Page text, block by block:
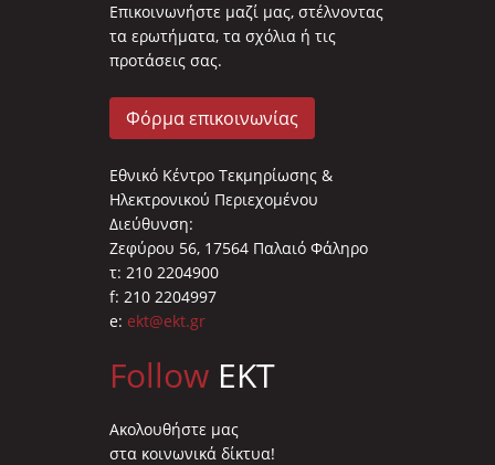
Επικοινωνήστε μαζί μας, στέλνοντας
τα ερωτήματα, τα σχόλια ή τις
προτάσεις σας.
Φόρμα επικοινωνίας
Εθνικό Κέντρο Τεκμηρίωσης &
Ηλεκτρονικού Περιεχομένου
Διεύθυνση:
Ζεφύρου 56, 17564 Παλαιό Φάληρο
τ: 210 2204900
f: 210 2204997
e: ekt@ekt.gr
Follow EKT
Ακολουθήστε μας
στα κοινωνικά δίκτυα!